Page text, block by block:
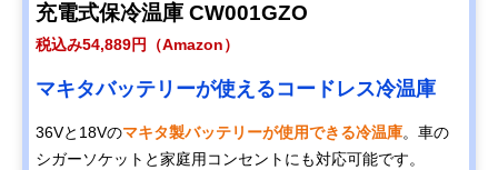
充電式保冷温庫 CW001GZO
税込み54,889円（Amazon）
マキタバッテリーが使えるコードレス冷温庫
36Vと18Vのマキタ製バッテリーが使用できる冷温庫。車の
シガーソケットと家庭用コンセントにも対応可能です。